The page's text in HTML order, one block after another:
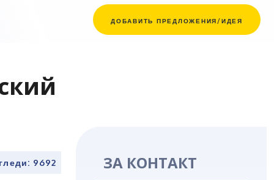
ДОБАВИТЬ ПРЕДЛОЖЕНИЯ/ИДЕЯ
9692 ЗА КОНТАКТ